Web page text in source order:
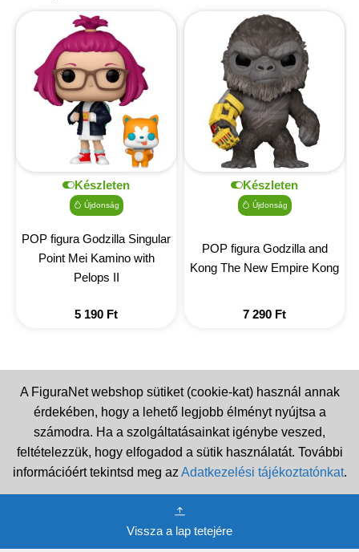
Készleten
Újdonság
POP figura Godzilla Singular
Point Mei Kamino with
Pelops II
5 190 Ft
Készleten
Újdonság
POP figura Godzilla and
Kong The New Empire Kong
7 290 Ft
A FiguraNet webshop sütiket (cookie-kat) használ annak
érdekében, hogy a lehető legjobb élményt nyújtsa a
számodra. Ha a szolgáltatásainkat igénybe veszed,
feltételezzük, hogy elfogadod a sütik használatát. További
információért tekintsd meg az Adatkezelési tájékoztatónkat.
Vissza a lap tetejére